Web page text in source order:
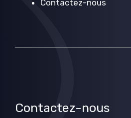
Contactez-nous
Contactez-nous